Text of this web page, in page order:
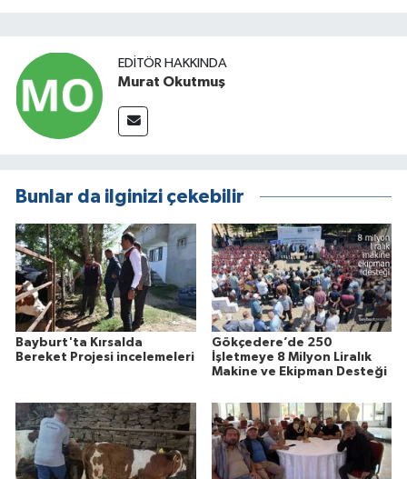
EDITÖR HAKKINDA
Murat Okutmuş
Bunlar da ilginizi çekebilir
Bayburt'ta Kırsalda
Bereket Projesi incelemeleri
Gökçedere’de 250
İşletmeye 8 Milyon Liralık
Makine ve Ekipman Desteği